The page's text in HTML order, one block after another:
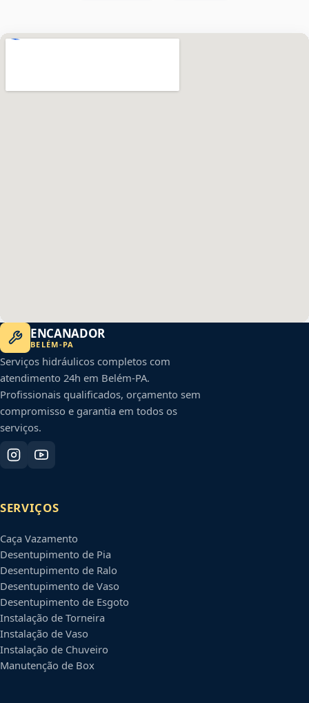
ENCANADOR
BELÉM-PA
Serviços hidráulicos completos com
atendimento 24h em Belém-PA.
Profissionais qualificados, orçamento sem
compromisso e garantia em todos os
serviços.
SERVIÇOS
Caça Vazamento
Desentupimento de Pia
Desentupimento de Ralo
Desentupimento de Vaso
Desentupimento de Esgoto
Instalação de Torneira
Instalação de Vaso
Instalação de Chuveiro
Manutenção de Box